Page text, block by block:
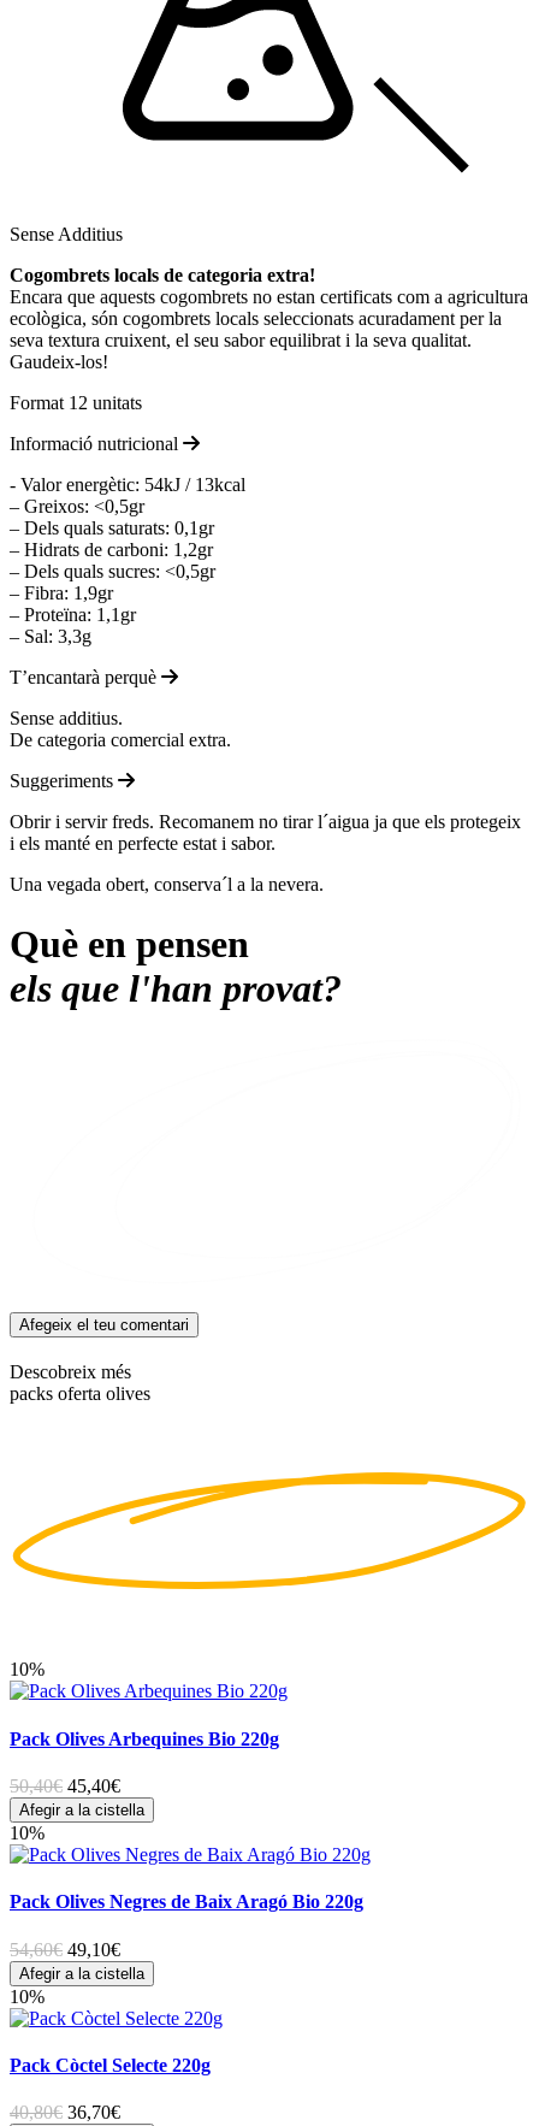
Sense Additius
Cogombrets locals de categoria extra!
Encara que aquests cogombrets no estan certificats com a agricultura
ecològica, són cogombrets locals seleccionats acuradament per la
seva textura cruixent, el seu sabor equilibrat i la seva qualitat.
Gaudeix-los!
Format 12 unitats
Informació nutricional
- Valor energètic: 54kJ / 13kcal
– Greixos: <0,5gr
– Dels quals saturats: 0,1gr
– Hidrats de carboni: 1,2gr
– Dels quals sucres: <0,5gr
– Fibra: 1,9gr
– Proteïna: 1,1gr
– Sal: 3,3g
T’encantarà perquè
Sense additius.
De categoria comercial extra.
Suggeriments
Obrir i servir freds. Recomanem no tirar l´aigua ja que els protegeix
i els manté en perfecte estat i sabor.
Una vegada obert, conserva´l a la nevera.
Què en pensen
els que l'han provat?
Afegeix el teu comentari
Descobreix més
packs oferta olives
10%
Pack Olives Arbequines Bio 220g
50,40€ 45,40€
Afegir a la cistella
10%
Pack Olives Negres de Baix Aragó Bio 220g
54,60€ 49,10€
Afegir a la cistella
10%
Pack Còctel Selecte 220g
40,80€ 36,70€